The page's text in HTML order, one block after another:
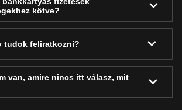
kötve?
tudok feliratkozni?
van, amire nincs itt válasz, mit